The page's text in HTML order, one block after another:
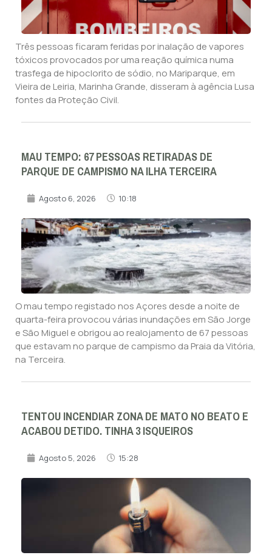
Três pessoas ficaram feridas por inalação de vapores
tóxicos provocados por uma reação química numa
trasfega de hipoclorito de sódio, no Mariparque, em
Vieira de Leiria, Marinha Grande, disseram à agência Lusa
fontes da Proteção Civil.
MAU TEMPO: 67 PESSOAS RETIRADAS DE
PARQUE DE CAMPISMO NA ILHA TERCEIRA
Agosto 6, 2026 10:18
O mau tempo registado nos Açores desde a noite de
quarta-feira provocou várias inundações em São Jorge
e São Miguel e obrigou ao realojamento de 67 pessoas
que estavam no parque de campismo da Praia da Vitória,
na Terceira.
TENTOU INCENDIAR ZONA DE MATO NO BEATO E
ACABOU DETIDO. TINHA 3 ISQUEIROS
Agosto 5, 2026 15:28